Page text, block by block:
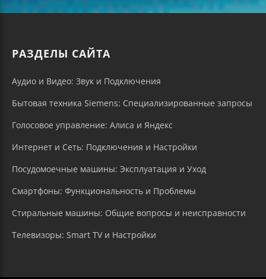
РАЗДЕЛЫ САЙТА
Аудио и Видео: Звук и Подключения
Бытовая техника Siemens: Специализированные запросы
Голосовое управление: Алиса и Яндекс
Интернет и Сеть: Подключения и Настройки
Посудомоечные машины: Эксплуатация и Уход
Смартфоны: Функциональность и Проблемы
Стиральные машины: Общие вопросы и неисправности
Телевизоры: Smart TV и Настройки